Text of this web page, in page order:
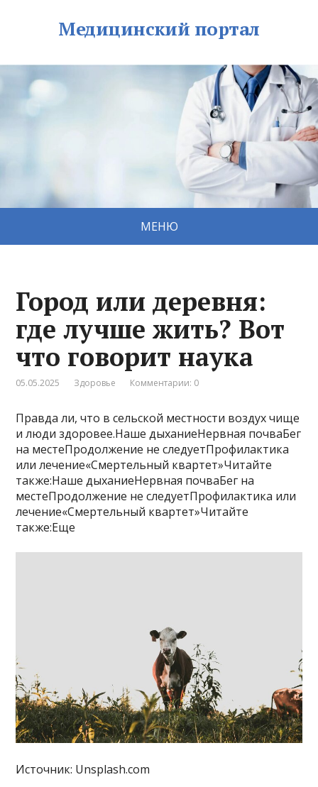
Медицинский портал
МЕНЮ
Город или деревня:
где лучше жить? Вот
что говорит наука
05.05.2025 Здоровье Комментарии: 0
Правда ли, что в сельской местности воздух чище
и люди здоровее.Наше дыханиеНервная почваБег
на местеПродолжение не следуетПрофилактика
или лечение«Смертельный квартет»Читайте
также:Наше дыханиеНервная почваБег на
местеПродолжение не следуетПрофилактика или
лечение«Смертельный квартет»Читайте
также:Еще
Источник: Unsplash.com